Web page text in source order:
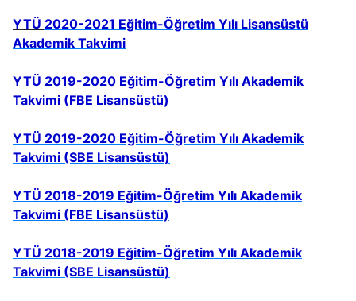
YTÜ 2020-2021 Eğitim-Öğretim Yılı Lisansüstü
Akademik Takvimi
YTÜ 2019-2020 Eğitim-Öğretim Yılı Akademik
Takvimi (FBE Lisansüstü)
YTÜ 2019-2020 Eğitim-Öğretim Yılı Akademik
Takvimi (SBE Lisansüstü)
YTÜ 2018-2019 Eğitim-Öğretim Yılı Akademik
Takvimi (FBE Lisansüstü)
YTÜ 2018-2019 Eğitim-Öğretim Yılı Akademik
Takvimi (SBE Lisansüstü)